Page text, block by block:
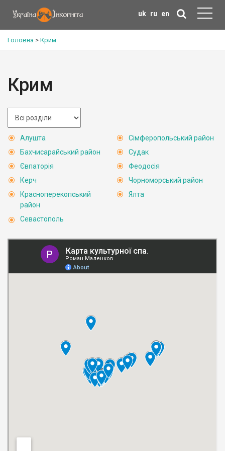
uk ru en
Головна > Крим
Крим
Алушта
Бахчисарайський район
Євпаторія
Керч
Красноперекопський
район
Севастополь
Сімферопольський район
Судак
Феодосія
Чорноморський район
Ялта